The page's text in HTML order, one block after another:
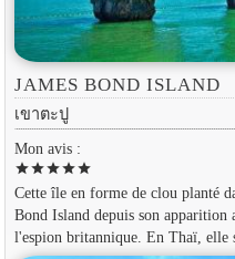
JAMES BOND ISLAND
เขาตะปู
Mon avis :
starstarstarstarstar
Cette île en forme de clou planté
Bond Island depuis son apparition
l'espion britannique. En Thaï,